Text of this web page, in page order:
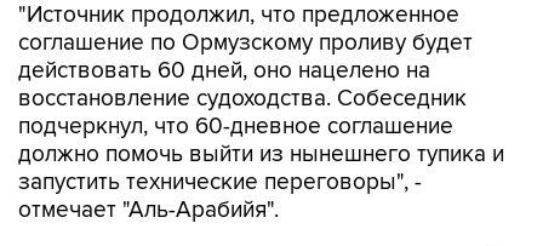
"Источник продолжил, что предложенное
соглашение по Ормузскому проливу будет
действовать 60 дней, оно нацелено на
восстановление судоходства. Собеседник
подчеркнул, что 60-дневное соглашение
должно помочь выйти из нынешнего тупика и
запустить технические переговоры", -
отмечает "Аль-Арабийя".